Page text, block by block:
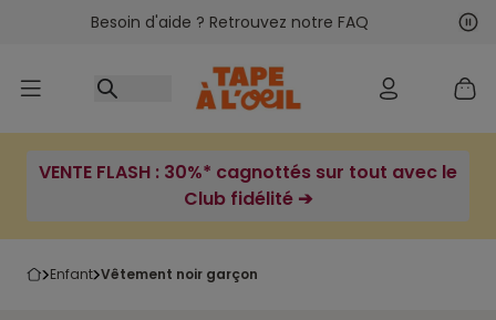
Accéder au contenu
Besoin d'aide ? Retrouvez notre FAQ
VENTE FLASH : 30%* cagnottés sur tout avec le
Club fidélité ➔
enfant vêtement noir garçon